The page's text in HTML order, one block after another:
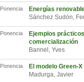
Ponencia
Energías
Sánchez Sudón,
Ponencia
Ejemplos
comercialización
Bannel, Yves
Ponencia
El modelo Green-
Madurga, Javier